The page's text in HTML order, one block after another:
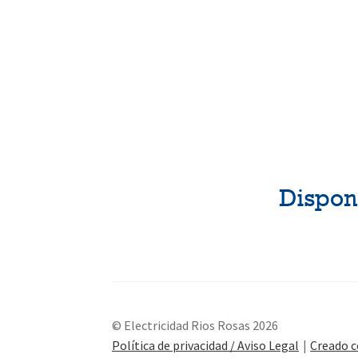
© Electricidad Rios Rosas 2026
Política de privacidad / Aviso Legal
Creado